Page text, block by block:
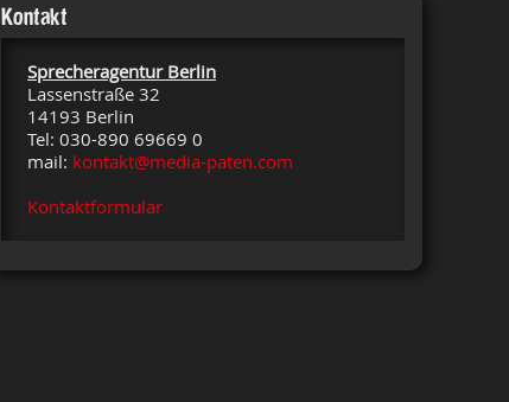
Kontakt
Sprecheragentur Berlin
Lassenstraße 32
14193 Berlin
Tel: 030-890 69669 0
mail: kontakt@media-paten.com
Kontaktformular